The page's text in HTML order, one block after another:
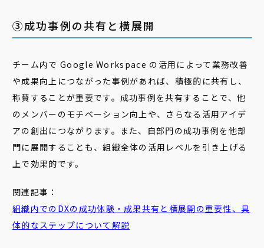
③成功事例の共有と横展開
チーム内で Google Workspace の活用によって業務改善
や成果向上につながった事例があれば、積極的に共有し、
称賛することが重要です。成功事例を共有することで、他
のメンバーのモチベーション向上や、さらなる活用アイデ
アの創出につながります。また、自部門の成功事例を他部
門に展開することも、組織全体の活用レベルを引き上げる
上で効果的です。
関連記事：
組織内でのDXの成功体験 ・成果共有と横展開の重要性、具
体的なステップについて解説